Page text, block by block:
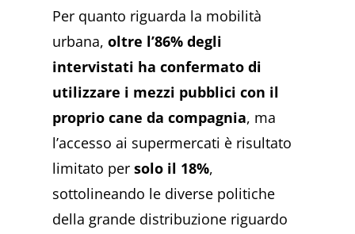
Per quanto riguarda la mobilità
urbana,oltre l’86% degli
intervistati ha confermato di
utilizzare i mezzi pubblici con il
proprio cane da compagnia, ma
l’accesso ai supermercati è risultato
limitato persolo il 18%,
sottolineando le diverse politiche
della grande distribuzione riguardo